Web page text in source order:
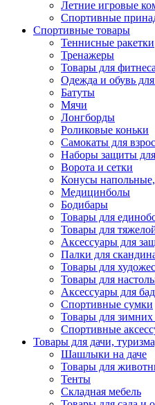
Летние игровые
Спортивные
Спортивные товары
Теннисные ракетки
Тренажеры
Товары для фитнеса
Одежда и обувь для
Батуты
Мячи
Лонгборды
Роликовые коньки
Самокаты для
Наборы защиты
Ворота и сетки
Конусы напольные,
Медицинболы
Бодибары
Товары для
Товары для
Аксессуары для
Палки для
Товары для
Товары для
Аксессуары для
Спортивные сумки
Товары для зимних
Спортивные
Товары для дачи,
Шашлыки на даче
Товары для
Тенты
Складная мебель